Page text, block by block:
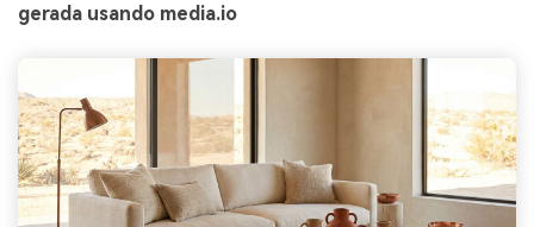
gerada usando media.io